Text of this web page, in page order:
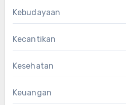
Kebudayaan
Kecantikan
Kesehatan
Keuangan